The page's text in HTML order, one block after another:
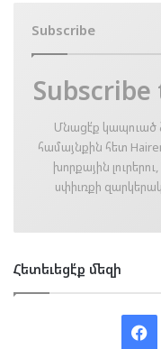
Subscribe
Մնացէ՛ք կապուած
համայնքին հետ
խորքային
սփիւռքի
Հետեւեցէ՛ք մեզի